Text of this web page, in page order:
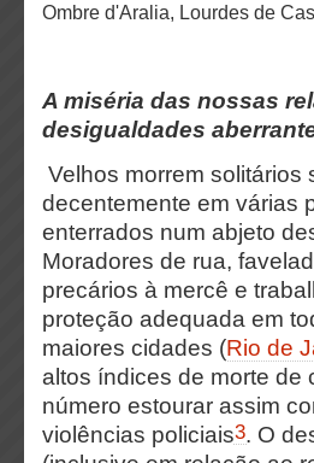
Ombre d'Aralia, Lourdes de
A miséria das nossas
desigualdades
Velhos morrem
decentemente em várias
enterrados num abjeto
Moradores de rua,
precários à mercê e
proteção adequada em
maiores cidades (Rio de
altos índices de morte de
número estourar assim
violências policiais3. O